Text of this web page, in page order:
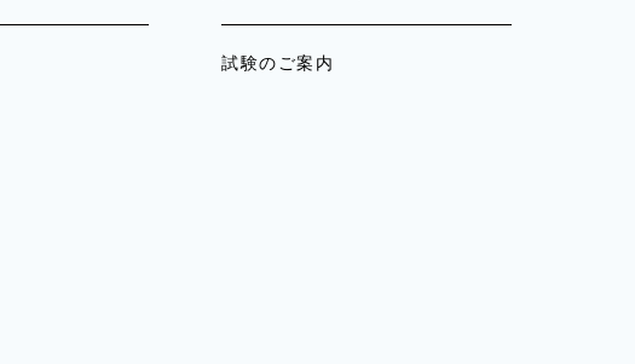
試験のご案内